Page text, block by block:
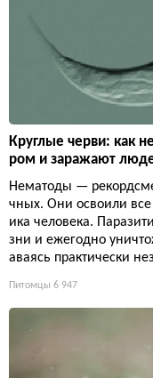
Круглые черви: как
ром и заражают
Нематоды —
чных. Они освоили
ика человека.
зни и ежегодно
аваясь практически
Питомцы 6 947